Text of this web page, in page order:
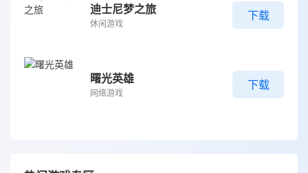
迪士尼梦之旅
休闲游戏
下载
曙光英雄
网络游戏
下载